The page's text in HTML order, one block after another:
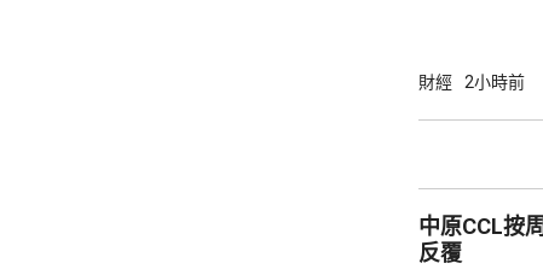
金，將可助力
動試運行的黃
啟動儀式表示
財經 2小時前
中原CCL按
反覆